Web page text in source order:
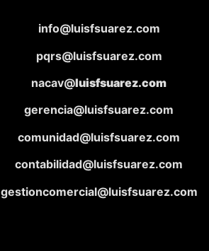
info@luisfsuarez.com
pqrs@luisfsuarez.com
nacav@luisfsuarez.com
gerencia@luisfsuarez.com
comunidad@luisfsuarez.com
contabilidad@luisfsuarez.com
gestioncomercial@luisfsuarez.com